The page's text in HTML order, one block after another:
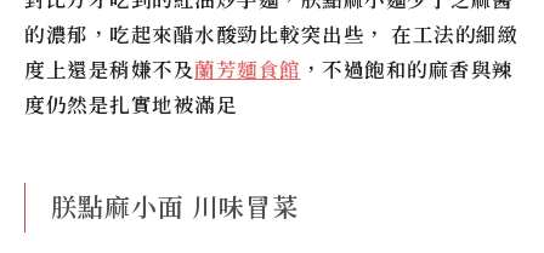
的濃郁，吃起來醋水酸勁比較突出些， 在工法的細緻
度上還是稍嫌不及蘭芳麵食館 ，不過飽和的麻香與辣
度仍然是扎實地被滿足
朕點麻小面 川味冒菜